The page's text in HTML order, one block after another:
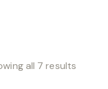
all 7 results